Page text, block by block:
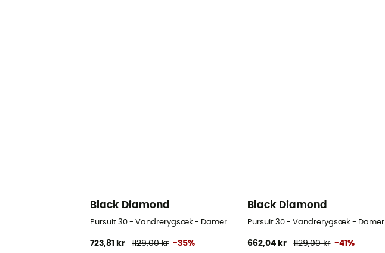
Black Diamond
Pursuit 30 - Vandrerygsæk - Damer
723,81 kr 1129,00 kr -35%
Black Diamond
Pursuit 30 - Vandrerygsæk - Damer
662,04 kr 1129,00 kr -41%